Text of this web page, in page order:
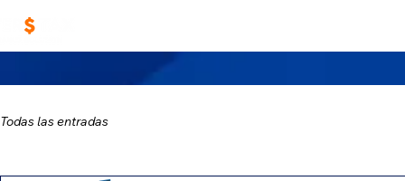
Todas las entradas